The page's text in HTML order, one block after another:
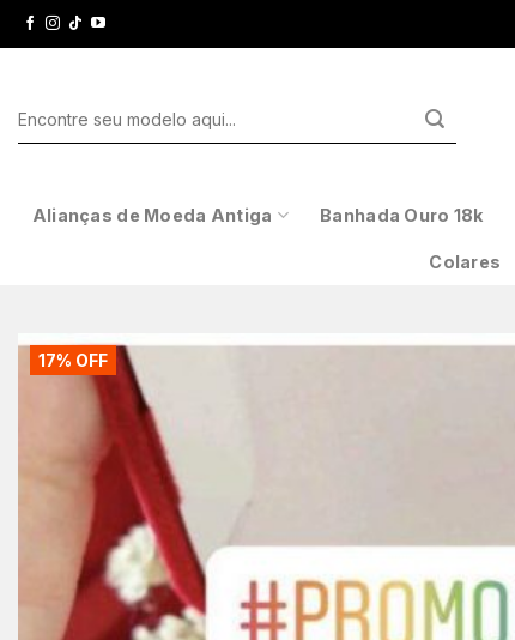
Skip
to
por:
Alianças de Moeda Antiga Banhada Ouro 18k
Colares
17% OFF